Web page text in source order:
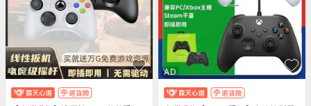
AD AD